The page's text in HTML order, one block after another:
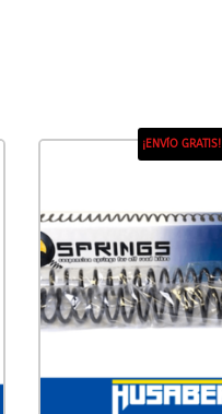
¡ENVÍO GRATIS!